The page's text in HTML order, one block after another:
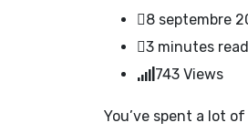
8 septembre
3 minutes read
743 Views
You’ve spent a lot